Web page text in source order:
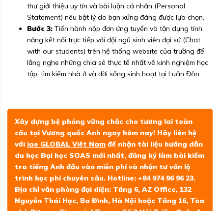
thư giới thiệu uy tín và bài luận cá nhân (Personal
Statement) nêu bật lý do bạn xứng đáng được lựa chọn.
Bước 3: Tiến hành nộp đơn ứng tuyển và tận dụng tính
năng kết nối trực tiếp với đội ngũ sinh viên đại sứ (Chat
with our students) trên hệ thống website của trường để
lắng nghe những chia sẻ thực tế nhất về kinh nghiệm học
tập, tìm kiếm nhà ở và đời sống sinh hoạt tại Luân Đôn.
Xây dựng bệ phóng vững chắc cho tương lai toàn
cầu tại Vương quốc Anh ngay hôm nay! Hãy liên hệ
với iae GLOBAL Việt Nam để nhận tài liệu hướng dẫn
du học Đại học SOAS mới nhất, đăng ký làm bài kiểm
tra tiếng Anh đầu vào miễn phí và nhận tư vấn lộ
trình học phí chuyên sâu. Hotline: +84 974 96 96 23.
Địa chỉ văn phòng đại diện: Tầng 6, AZ Office, 132
Nguyễn Thái Học, Ba Đình, Hà Nội hoặc Tầng 16, Tòa